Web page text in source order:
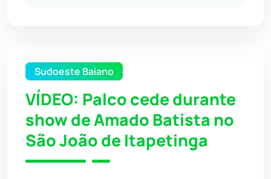
Sudoeste Baiano
VÍDEO: Palco cede durante
show de Amado Batista no
São João de Itapetinga